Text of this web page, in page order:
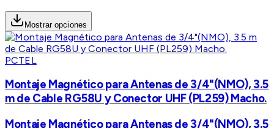
Mostrar opciones
PCTEL
Montaje Magnético para Antenas de 3/4"(NMO), 3.5
m de Cable RG58U y Conector UHF (PL259) Macho.
Montaje Magnético para Antenas de 3/4"(NMO), 3.5